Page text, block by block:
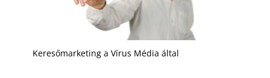
Keresőmarketing a Vírus Média által